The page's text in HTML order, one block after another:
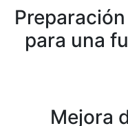
para una
Mejora